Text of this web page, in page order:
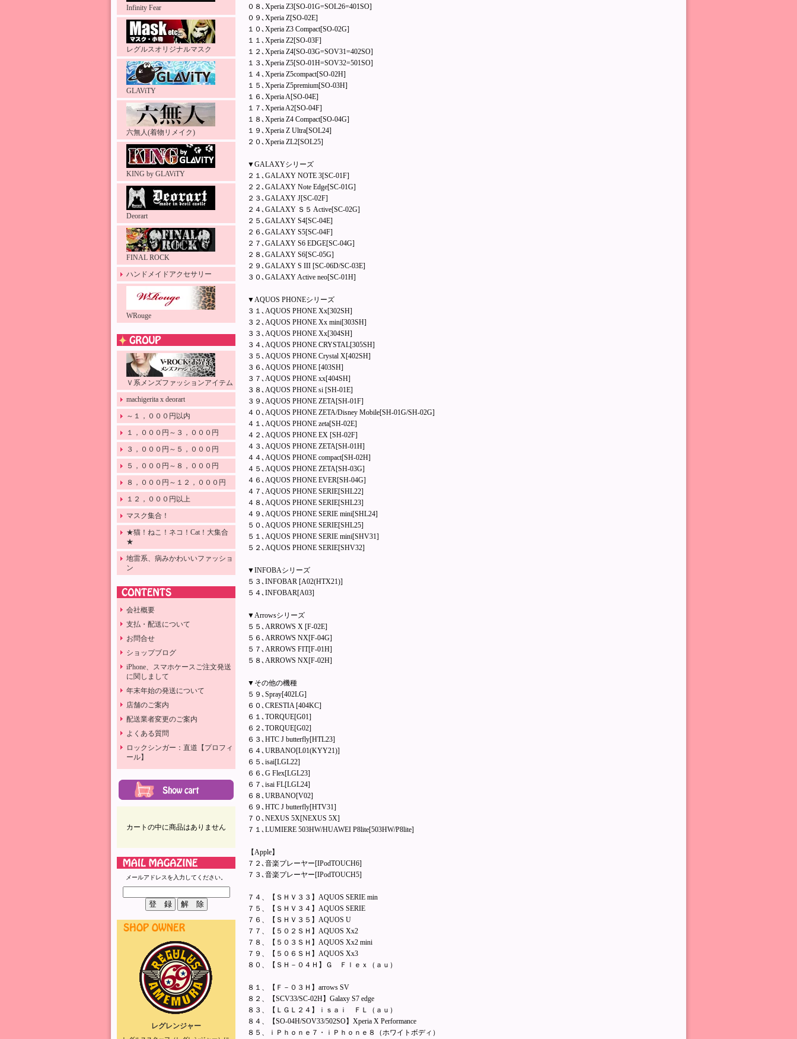
Infinity Fear
レグルスオリジナルマスク
GLAViTY
六無人(着物リメイク)
KING by GLAViTY
Deorart
FINAL ROCK
ハンドメイドアクセサリー
WRouge
Ｖ系メンズファッションアイテム
machigerita x deorart
～１，０００円以内
１，０００円～３，０００円
３，０００円～５，０００円
５，０００円～８，０００円
８，０００円～１２，０００円
１２，０００円以上
マスク集合！
★猫！ねこ！ネコ！Cat！大集合
★
地雷系、病みかわいいファッショ
ン
会社概要
支払・配送について
お問合せ
ショップブログ
iPhone、スマホケースご注文発送
に関しまして
年末年始の発送について
店舗のご案内
配送業者変更のご案内
よくある質問
ロックシンガー：直道【プロフィ
ール】
カートの中に商品はありません
メールアドレスを入力してください。
レグレンジャー
０８､Xperia Z3[SO-01G=SOL26=401SO]
０９､Xperia Z[SO-02E]
１０､Xperia Z3 Compact[SO-02G]
１１､Xperia Z2[SO-03F]
１２､Xperia Z4[SO-03G=SOV31=402SO]
１３､Xperia Z5[SO-01H=SOV32=501SO]
１４､Xperia Z5compact[SO-02H]
１５､Xperia Z5premium[SO-03H]
１６､Xperia A[SO-04E]
１７､Xperia A2[SO-04F]
１８､Xperia Z4 Compact[SO-04G]
１９､Xperia Z Ultra[SOL24]
２０､Xperia ZL2[SOL25]
▼GALAXYシリーズ
２１､GALAXY NOTE 3[SC-01F]
２２､GALAXY Note Edge[SC-01G]
２３､GALAXY J[SC-02F]
２４､GALAXY Ｓ５ Active[SC-02G]
２５､GALAXY S4[SC-04E]
２６､GALAXY S5[SC-04F]
２７､GALAXY S6 EDGE[SC-04G]
２８､GALAXY S6[SC-05G]
２９､GALAXY S III [SC-06D/SC-03E]
３０､GALAXY Active neo[SC-01H]
▼AQUOS PHONEシリーズ
３１､AQUOS PHONE Xx[302SH]
３２､AQUOS PHONE Xx mini[303SH]
３３､AQUOS PHONE Xx[304SH]
３４､AQUOS PHONE CRYSTAL[305SH]
３５､AQUOS PHONE Crystal X[402SH]
３６､AQUOS PHONE [403SH]
３７､AQUOS PHONE xx[404SH]
３８､AQUOS PHONE si [SH-01E]
３９､AQUOS PHONE ZETA[SH-01F]
４０､AQUOS PHONE ZETA/Disney Mobile[SH-01G/SH-02G]
４１､AQUOS PHONE zeta[SH-02E]
４２､AQUOS PHONE EX [SH-02F]
４３､AQUOS PHONE ZETA[SH-01H]
４４､AQUOS PHONE compact[SH-02H]
４５､AQUOS PHONE ZETA[SH-03G]
４６､AQUOS PHONE EVER[SH-04G]
４７､AQUOS PHONE SERIE[SHL22]
４８､AQUOS PHONE SERIE[SHL23]
４９､AQUOS PHONE SERIE mini[SHL24]
５０､AQUOS PHONE SERIE[SHL25]
５１､AQUOS PHONE SERIE mini[SHV31]
５２､AQUOS PHONE SERIE[SHV32]
▼INFOBAシリーズ
５３､INFOBAR [A02(HTX21)]
５４､INFOBAR[A03]
▼Arrowsシリーズ
５５､ARROWS X [F-02E]
５６､ARROWS NX[F-04G]
５７､ARROWS FIT[F-01H]
５８､ARROWS NX[F-02H]
▼その他の機種
５９､Spray[402LG]
６０､CRESTIA [404KC]
６１､TORQUE[G01]
６２､TORQUE[G02]
６３､HTC J butterfly[HTL23]
６４､URBANO[L01(KYY21)]
６５､isai[LGL22]
６６､G Flex[LGL23]
６７､isai FL[LGL24]
６８､URBANO[V02]
６９､HTC J butterfly[HTV31]
７０､NEXUS 5X[NEXUS 5X]
７１､LUMIERE 503HW/HUAWEI P8lite[503HW/P8lite]
【Apple】
７２､音楽プレーヤー[IPodTOUCH6]
７３､音楽プレーヤー[IPodTOUCH5]
７４、【ＳＨＶ３３】AQUOS SERIE min
７５、【ＳＨＶ３４】AQUOS SERIE
７６、【ＳＨＶ３５】AQUOS U
７７、【５０２ＳＨ】AQUOS Xx2
７８、【５０３ＳＨ】AQUOS Xx2 mini
７９、【５０６ＳＨ】AQUOS Xx3
８０、【ＳＨ－０４Ｈ】Ｇ Ｆｌｅｘ（ａｕ）
８１、【Ｆ－０３Ｈ】arrows SV
８２、【SCV33/SC-02H】Galaxy S7 edge
８３、【ＬＧＬ２４】ｉｓａｉ ＦＬ（ａｕ）
８４、【SO-04H/SOV33/502SO】Xperia X Performance
８５、ｉＰｈｏｎｅ７・ｉＰｈｏｎｅ８（ホワイトボディ）